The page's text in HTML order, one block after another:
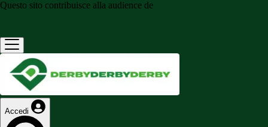
Questo sito contribuisce alla audience de
Accedi